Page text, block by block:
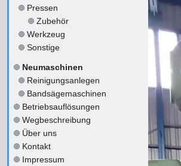
Pressen
Zubehör
Werkzeug
Sonstige
Neumaschinen
Reinigungsanlegen
Bandsägemaschinen
Betriebsauflösungen
Wegbeschreibung
Über uns
Kontakt
Impressum